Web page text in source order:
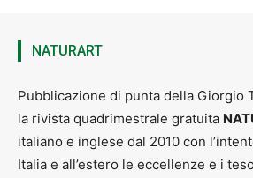
NATURART
Pubblicazione di punta della Giorgio
la rivista quadrimestrale gratuita
italiano e inglese dal 2010 con
Italia e all’estero le eccellenze e i